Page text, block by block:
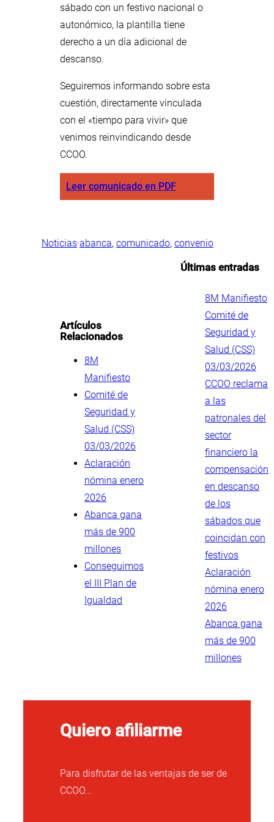
sábado con un festivo nacional o
autonómico, la plantilla tiene
derecho a un día adicional de
descanso.
Seguiremos informando sobre esta
cuestión, directamente vinculada
con el «tiempo para vivir» que
venimos reinvindicando desde
CCOO.
Leer comunicado en PDF
Noticias·abanca, comunicado, convenio
Artículos
Relacionados
8M
Manifiesto
Comité de
Seguridad y
Salud (CSS)
03/03/2026
Aclaración
nómina enero
2026
Abanca gana
más de 900
millones
Conseguimos
el III Plan de
Igualdad
Últimas entradas
8M Manifiesto
Comité de
Seguridad y
Salud (CSS)
03/03/2026
CCOO reclama
a las
patronales del
sector
financiero la
compensación
en descanso
de los
sábados que
coincidan con
festivos
Aclaración
nómina enero
2026
Abanca gana
más de 900
millones
Quiero afiliarme
Para disfrutar de las ventajas de ser de
CCOO…